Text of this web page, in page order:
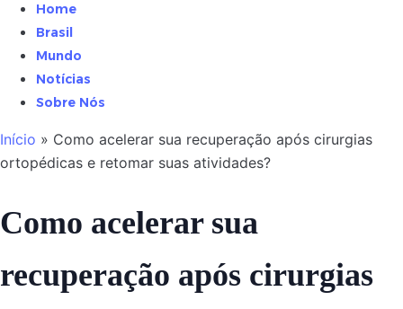
Home
Brasil
Mundo
Notícias
Sobre Nós
Início » Como acelerar sua recuperação após cirurgias
ortopédicas e retomar suas atividades?
Como acelerar sua
recuperação após cirurgias